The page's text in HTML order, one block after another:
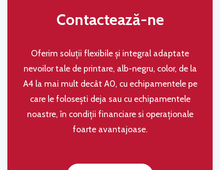
Contactează-ne
Oferim soluţii flexibile şi integral adaptate
nevoilor tale de printare, alb-negru, color, de la
A4 la mai mult decât A0, cu echipamentele pe
care le folosești deja sau cu echipamentele
noastre, în condiţii financiare si operaţionale
foarte avantajoase.